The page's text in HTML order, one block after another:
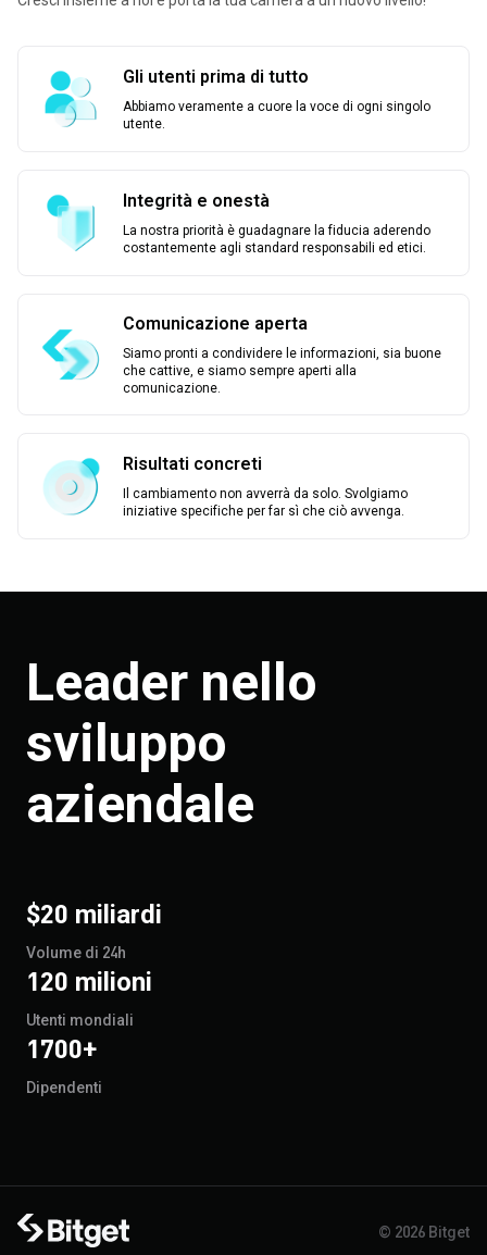
Gli utenti prima di tutto
Abbiamo veramente a cuore la voce di ogni singolo
utente.
Integrità e onestà
La nostra priorità è guadagnare la fiducia aderendo
costantemente agli standard responsabili ed etici.
Comunicazione aperta
Siamo pronti a condividere le informazioni, sia buone
che cattive, e siamo sempre aperti alla
comunicazione.
Risultati concreti
Il cambiamento non avverrà da solo. Svolgiamo
iniziative specifiche per far sì che ciò avvenga.
Leader nello
sviluppo
aziendale
$20 miliardi
Volume di 24h
120 milioni
Utenti mondiali
1700+
Dipendenti
© 2026 Bitget